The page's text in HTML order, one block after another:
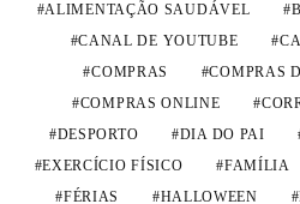
ALIMENTAÇÃO SAUDÁVEL
CANAL DE YOUTUBE
COMPRAS
COMPRAS
COMPRAS ONLINE
DESPORTO
DIA DO PAI
EXERCÍCIO FÍSICO
FAMÍLIA
FÉRIAS
HALLOWEEN